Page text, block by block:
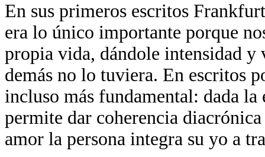
En sus primeros escritos
era lo único importante porque
propia vida, dándole intensidad y
demás no lo tuviera. En escritos
incluso más fundamental: dada
permite dar coherencia
amor la persona integra su yo a